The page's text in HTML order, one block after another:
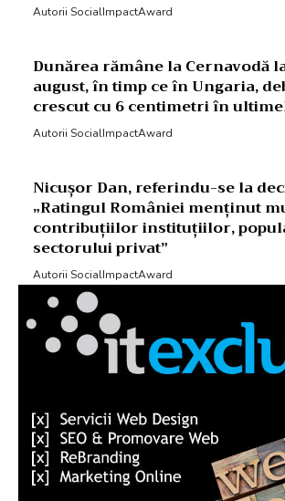
Autorii SocialImpactAward
Dunărea rămâne la Cernavodă
august, în timp ce în Ungaria,
crescut cu 6 centimetri în
Autorii SocialImpactAward
Nicușor Dan, referindu-se la
„Ratingul României menținut
contribuțiilor instituțiilor,
sectorului privat”
Autorii SocialImpactAward